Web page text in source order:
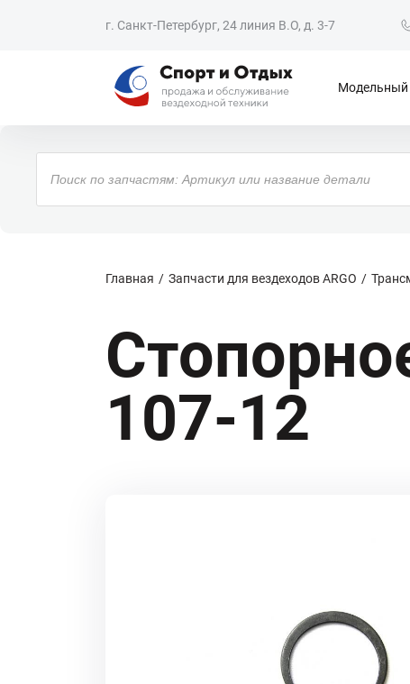
г. Санкт-Петербург, 24 линия В.О, д. 3-7
Модельный
Поиск
товаров
Главная Запчасти для вездеходов ARGO
107-12